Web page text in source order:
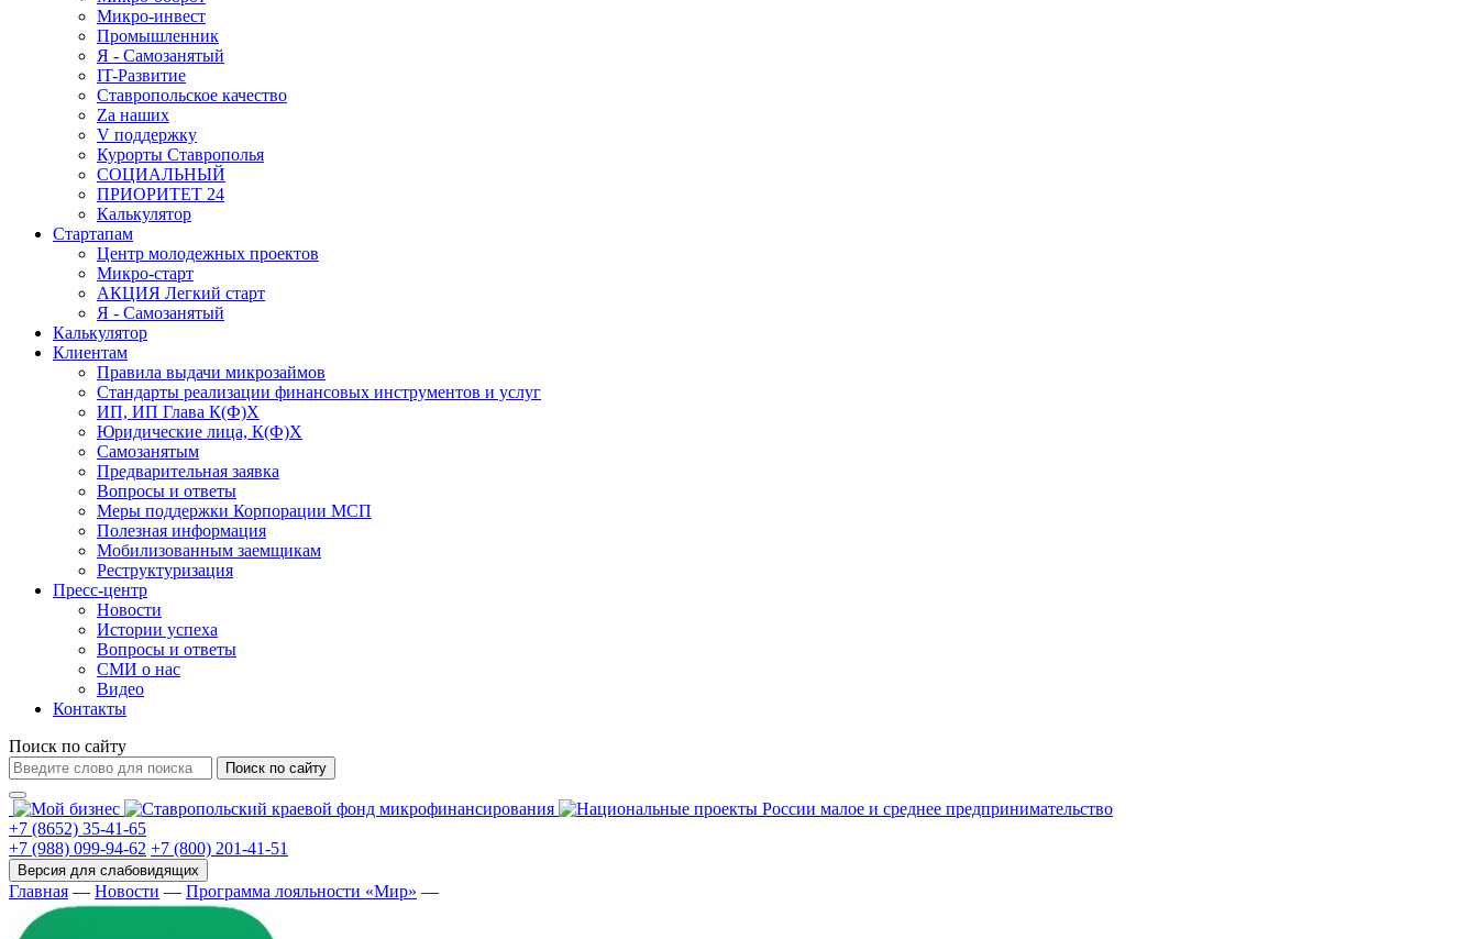
Микро-инвест
Промышленник
Я - Самозанятый
IT-Развитие
Ставропольское качество
Za наших
V поддержку
Курорты Ставрополья
СОЦИАЛЬНЫЙ
ПРИОРИТЕТ 24
Калькулятор
Стартапам
Центр молодежных проектов
Микро-старт
АКЦИЯ Легкий старт
Я - Самозанятый
Калькулятор
Клиентам
Правила выдачи микрозаймов
Стандарты реализации финансовых инструментов и услуг
ИП, ИП Глава К(Ф)Х
Юридические лица, К(Ф)Х
Самозанятым
Предварительная заявка
Вопросы и ответы
Меры поддержки Корпорации МСП
Полезная информация
Мобилизованным заемщикам
Реструктуризация
Пресс-центр
Новости
Истории успеха
Вопросы и ответы
СМИ о нас
Видео
Контакты
Поиск по сайту
Поиск по сайту
+7 (8652) 35-41-65
+7 (988) 099-94-62 +7 (800) 201-41-51
Главная — Новости — Программа лояльности «Мир» —